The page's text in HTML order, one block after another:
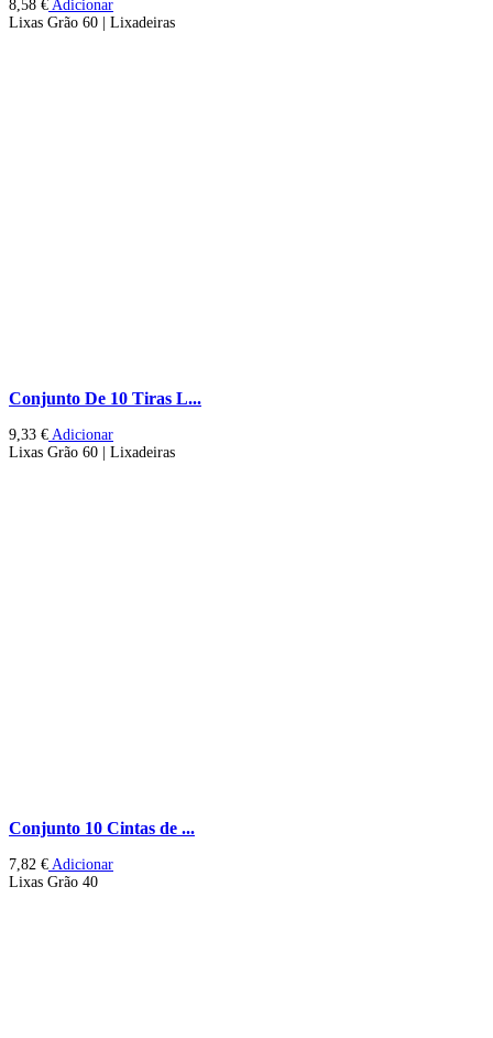
8,58 € Adicionar
Lixas Grão 60 | Lixadeiras
Conjunto De 10 Tiras L...
9,33 € Adicionar
Lixas Grão 60 | Lixadeiras
Conjunto 10 Cintas de ...
7,82 € Adicionar
Lixas Grão 40